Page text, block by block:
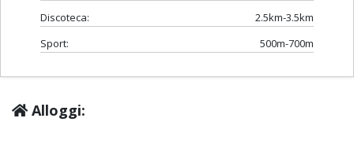
Discoteca:
2.5km-3.5km
Sport:
500m-700m
Alloggi: